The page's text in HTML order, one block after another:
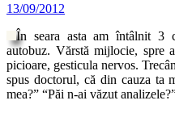
13/09/2012
În seara asta am întâlnit 3
autobuz. Vărstă mijlocie, spre
picioare, gesticula nervos.
spus doctorul, că din cauza ta
mea?” “Păi n-ai văzut